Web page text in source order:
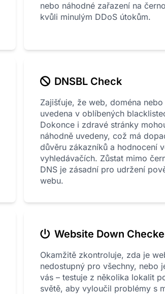
nebo náhodné zařazení na
kvůli minulým DDoS útokům.
DNSBL Check
Zajišťuje, že web, doména nebo
uvedena v oblíbených
Dokonce i zdravé stránky
náhodně uvedeny, což má
důvěru zákazníků a hodnocení
vyhledávačích. Zůstat mimo
DNS je zásadní pro udržení
webu.
Website Down
Okamžitě zkontroluje, zda je
nedostupný pro všechny, nebo
vás – testuje z několika lokalit
světě, aby vyloučil problémy s